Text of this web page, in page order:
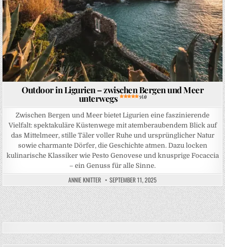
Outdoor in Ligurien – zwischen Bergen und Meer
unterwegs 5 (2)
Zwischen Bergen und Meer bietet Ligurien eine faszinierende
Vielfalt: spektakuläre Küstenwege mit atemberaubendem Blick auf
das Mittelmeer, stille Täler voller Ruhe und ursprünglicher Natur
sowie charmante Dörfer, die Geschichte atmen. Dazu locken
kulinarische Klassiker wie Pesto Genovese und knusprige Focaccia
– ein Genuss für alle Sinne.
ANNIE KNITTER SEPTEMBER 11, 2025